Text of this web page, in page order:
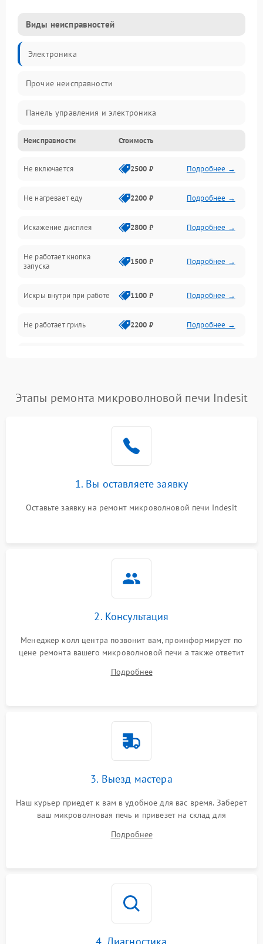
Виды неисправностей
Электроника
Прочие неисправности
Панель управления и электроника
Дверца и корпус
Механика и внутренние элементы
Механические повреждения
Питание и запуск
Нагрев и приготовление
Программное обеспечение
Неисправности Стоимость
Не включается 2500 ₽ Подробнее →
Не нагревает еду 2200 ₽ Подробнее →
Искажение дисплея 2800 ₽ Подробнее →
Не работает кнопка
запуска
1500 ₽ Подробнее →
Искры внутри при работе 1100 ₽ Подробнее →
Не работает гриль 2200 ₽ Подробнее →
Подробнее →
2200 ₽
Не работают сенсорные
1000 ₽
Этапы ремонта микроволновой печи Indesit
1. Вы оставляете заявку
Оставьте заявку на ремонт микроволновой печи Indesit
2. Консультация
Менеджер колл центра позвонит вам, проинформирует по
цене ремонта вашего микроволновой печи а также ответит
Подробнее
3. Выезд мастера
Наш курьер приедет к вам в удобное для вас время. Заберет
ваш микроволновая печь и привезет на склад для
Подробнее